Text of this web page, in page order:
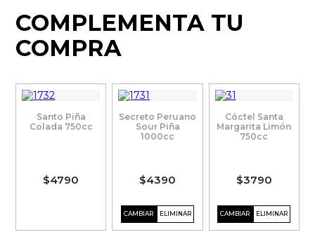
COMPLEMENTA TU
COMPRA
Santo Piña
Colada 750cc
$4790
Cóctel Santa
Margarita Limón
750cc
$3790
Secreto Peruano
Sour Piña
1000cc
$4390